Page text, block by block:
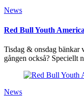
News
Red Bull Youth
Tisdag & onsdag bänkar
gången också?
News